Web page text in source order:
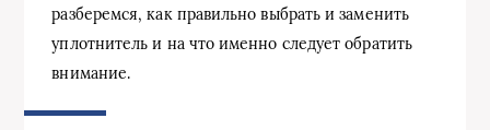
разберемся, как правильно выбрать и заменить
уплотнитель и на что именно следует обратить
внимание.